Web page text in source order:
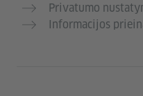
Privatumo
Informacijos